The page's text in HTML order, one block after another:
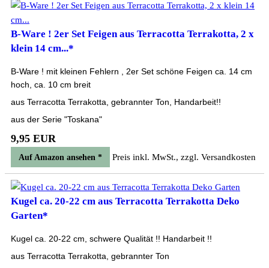
B-Ware ! 2er Set Feigen aus Terracotta Terrakotta, 2 x
klein 14 cm...*
B-Ware ! mit kleinen Fehlern , 2er Set schöne Feigen ca. 14 cm
hoch, ca. 10 cm breit
aus Terracotta Terrakotta, gebrannter Ton, Handarbeit!!
aus der Serie "Toskana"
9,95 EUR
Auf Amazon ansehen * Preis inkl. MwSt., zzgl. Versandkosten
Kugel ca. 20-22 cm aus Terracotta Terrakotta Deko
Garten*
Kugel ca. 20-22 cm, schwere Qualität !! Handarbeit !!
aus Terracotta Terrakotta, gebrannter Ton